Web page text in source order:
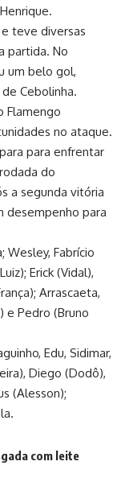
teve diversas
partida. No
um belo gol,
Cebolinha.
Flamengo
no ataque.
para enfrentar
do
a segunda vitória
desempenho para
Wesley, Fabrício
Erick (Vidal),
Arrascaeta,
e Pedro (Bruno
Edu, Sidimar,
Diego (Dodô),
(Alesson);
com leite